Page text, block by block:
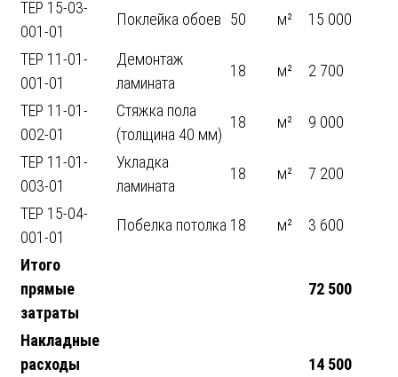
ТЕР 15-03-
001-01
Поклейка обоев 50 м² 15 000
ТЕР 11-01-
001-01
Демонтаж
ламината
18 м² 2 700
ТЕР 11-01-
002-01
Стяжка пола
(толщина 40 мм)
18 м² 9 000
ТЕР 11-01-
003-01
Укладка
ламината
18 м² 7 200
ТЕР 15-04-
001-01
Побелка потолка 18 м² 3 600
Итого
прямые
затраты
72 500
Накладные
расходы
14 500